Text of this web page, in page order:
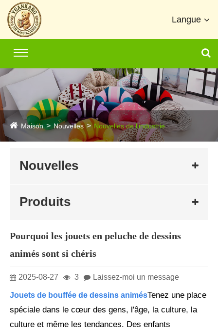
Langue
Maison Nouvelles Nouvelles de l'industrie
Nouvelles
Produits
Pourquoi les jouets en peluche de dessins
animés sont si chéris
2025-08-27 3 Laissez-moi un message
Jouets de bouffée de dessins animésTenez une place
spéciale dans le cœur des gens, l'âge, la culture, la
culture et même les tendances. Des enfants